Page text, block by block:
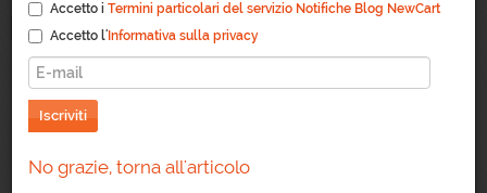
Documentazione-tecnica
Accetto i Termini particolari del servizio Notifiche Blog NewCart
Accetto l' Informativa sulla privacy
Iscriviti
No grazie, torna all'articolo